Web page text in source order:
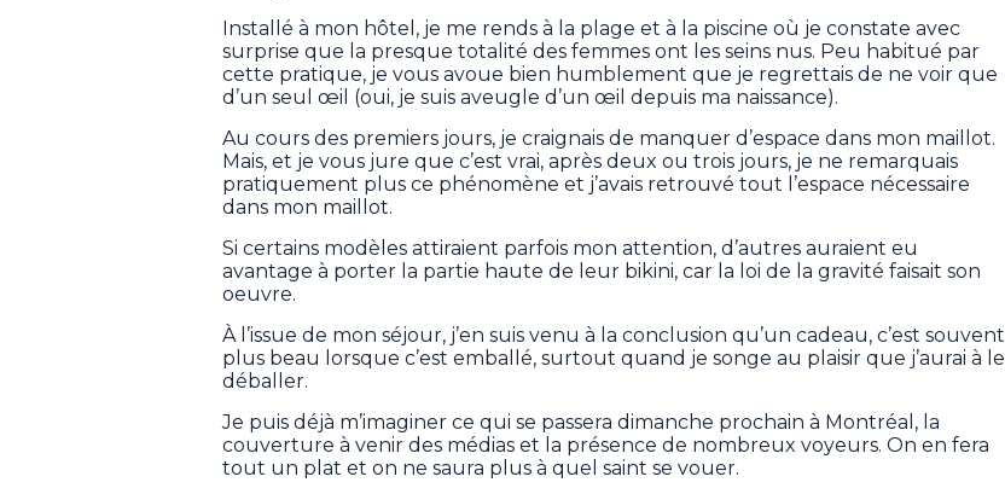
Installé à mon hôtel, je me rends à la plage et à la piscine où je constate avec
surprise que la presque totalité des femmes ont les seins nus. Peu habitué par
cette pratique, je vous avoue bien humblement que je regrettais de ne voir que
d’un seul œil (oui, je suis aveugle d’un œil depuis ma naissance).
Au cours des premiers jours, je craignais de manquer d’espace dans mon maillot.
Mais, et je vous jure que c’est vrai, après deux ou trois jours, je ne remarquais
pratiquement plus ce phénomène et j’avais retrouvé tout l’espace nécessaire
dans mon maillot.
Si certains modèles attiraient parfois mon attention, d’autres auraient eu
avantage à porter la partie haute de leur bikini, car la loi de la gravité faisait son
oeuvre.
À l’issue de mon séjour, j’en suis venu à la conclusion qu’un cadeau, c’est souvent
plus beau lorsque c’est emballé, surtout quand je songe au plaisir que j’aurai à le
déballer.
Je puis déjà m’imaginer ce qui se passera dimanche prochain à Montréal, la
couverture à venir des médias et la présence de nombreux voyeurs. On en fera
tout un plat et on ne saura plus à quel saint se vouer.